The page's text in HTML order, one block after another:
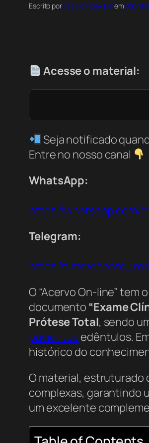
Escrito porAcervo Index Botem
Acesse o material:
Seja notificado
Entre no nosso canal
WhatsApp:
https://whatsapp.com/
Telegram:
https://t.me/
O “Acervo On-line” tem
documento “Exame
Prótese Total, sendo
pacientesedêntulos.
histórico do
O material, estruturado
complexas, garantindo
um excelente